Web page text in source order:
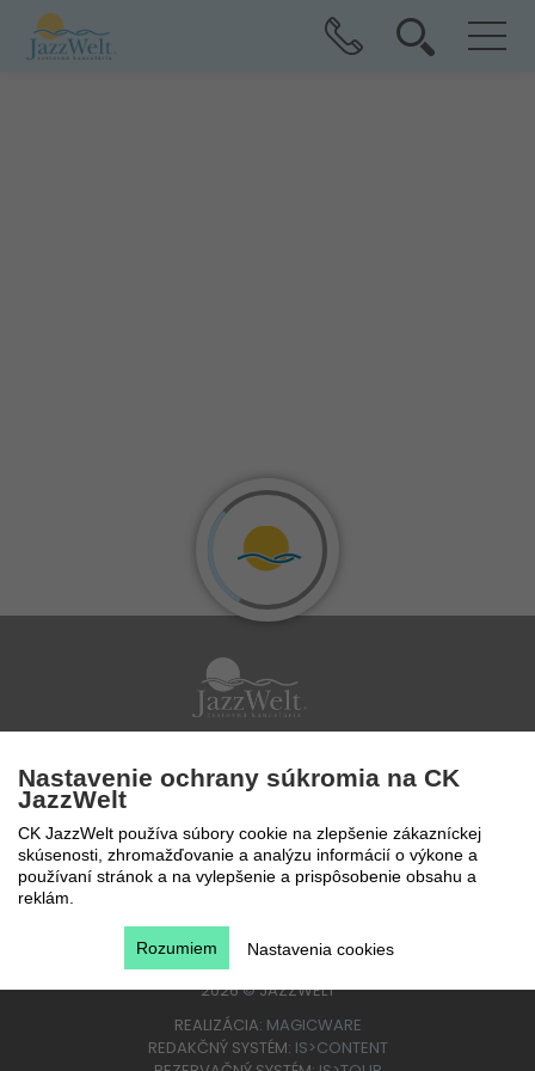
Po - Pi 9 - 17 hod
0850 777 888
2026©JAZZWELT
REALIZÁCIA: MAGICWARE
REDAKČNÝ SYSTÉM: IS>CONTENT
Nastavenie ochrany súkromia na CK
JazzWelt
CK JazzWelt používa súbory cookie na zlepšenie zákazníckej
skúsenosti, zhromažďovanie a analýzu informácií o výkone a
používaní stránok a na vylepšenie a prispôsobenie obsahu a
reklám.
Nastavenia cookies
Rozumiem